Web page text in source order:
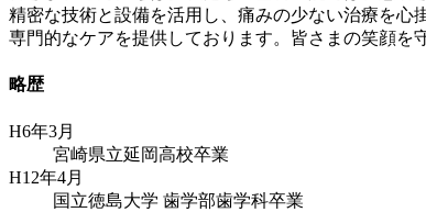
精密な技術と設備を活用し、痛みの少ない治療を
専門的なケアを提供しております。皆さまの笑顔を
略歴
H6年3月
宮崎県立延岡高校卒業
H12年4月
国立徳島大学 歯学部歯学科卒業